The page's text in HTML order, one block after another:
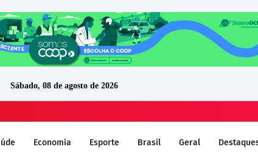
Sábado, 08 de agosto de 2026
Economia Esporte Brasil Geral